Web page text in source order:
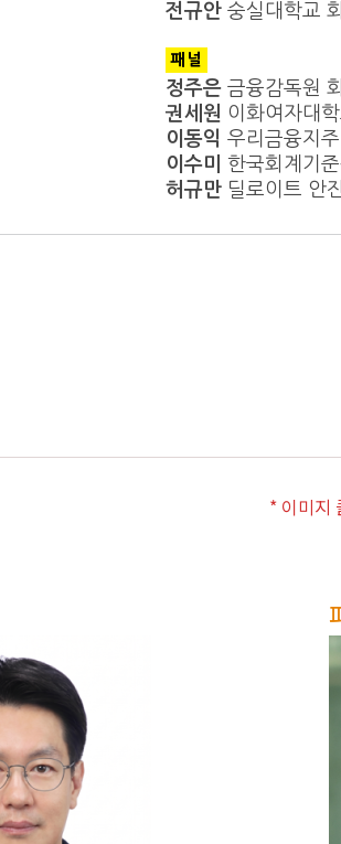
전규안 숭실대학교
패널
정주은 금융감독원
권세원 이화여자대
이동익 우리금융지
이수미
한국회계기
허규만 딜로이트 안
* 이미지